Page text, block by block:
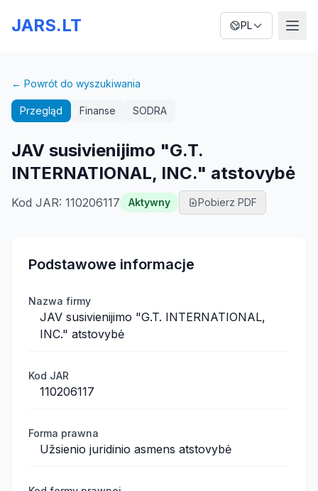
JARS.LT PL
← Powrót do wyszukiwania
Przegląd Finanse SODRA
JAV susivienijimo "G.T.
INTERNATIONAL, INC." atstovybė
Kod JAR: 110206117 Aktywny Pobierz PDF
Podstawowe informacje
Nazwa firmy
JAV susivienijimo "G.T. INTERNATIONAL,
INC." atstovybė
Kod JAR
110206117
Forma prawna
Užsienio juridinio asmens atstovybė